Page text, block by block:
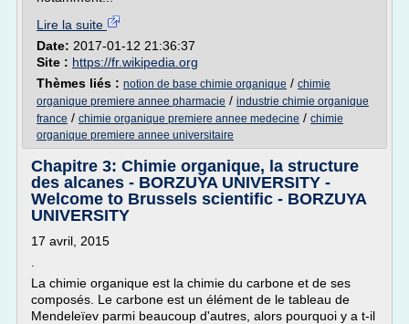
Lire la suite
Date: 2017-01-12 21:36:37
Site : https://fr.wikipedia.org
Thèmes liés : notion de base chimie organique / chimie
organique premiere annee pharmacie / industrie chimie organique
france / chimie organique premiere annee medecine / chimie
organique premiere annee universitaire
Chapitre 3: Chimie organique, la structure
des alcanes - BORZUYA UNIVERSITY -
Welcome to Brussels scientific - BORZUYA
UNIVERSITY
17 avril, 2015
La chimie organique est la chimie du carbone et de ses
composés. Le carbone est un élément de le tableau de
Mendeleïev parmi beaucoup d'autres, alors pourquoi y a t-il